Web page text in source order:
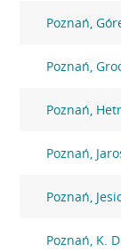
Poznań,
Poznań,
Poznań,
Poznań,
Poznań,
Poznań, K.